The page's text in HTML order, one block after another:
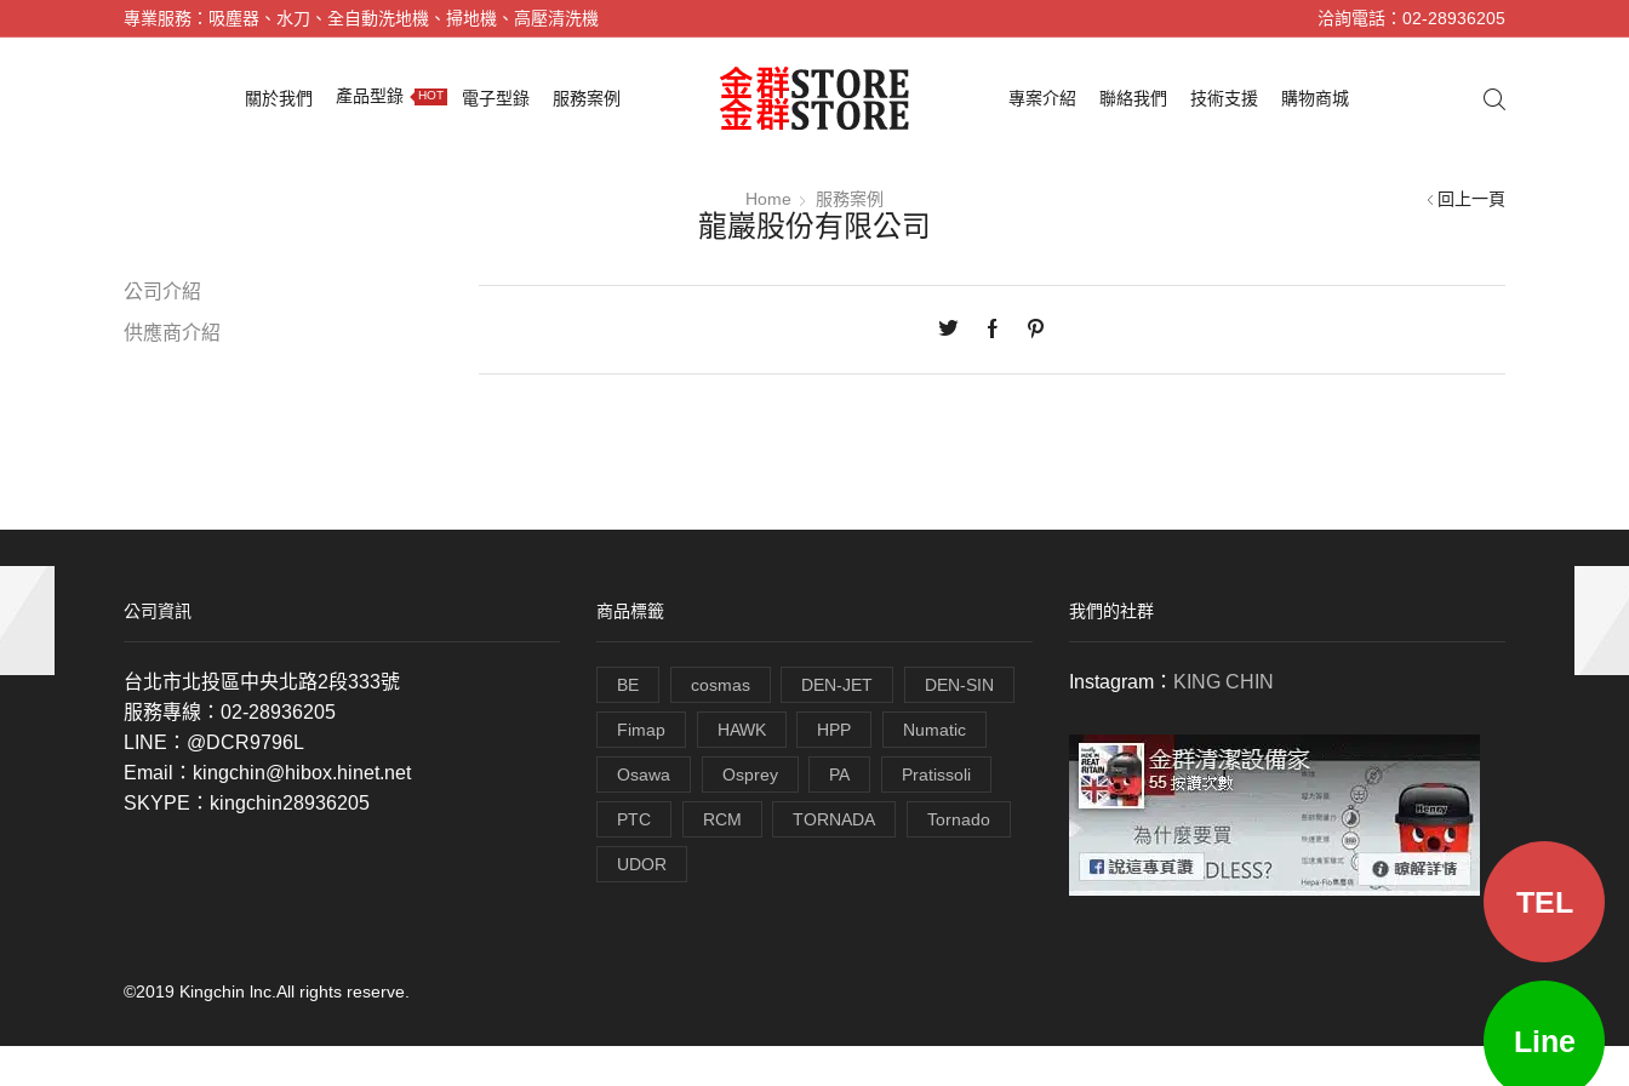
專業服務：吸塵器、水刀、全自動洗地機、掃地機、高壓清洗機 洽詢電話：02-28936205
關於我們 產品型錄 HOT 電子型錄 服務案例 專案介紹 聯絡我們 技術支援 購物商城
回上一頁
Home 服務案例
龍巖股份有限公司
公司介紹
供應商介紹
公司資訊
台北市北投區中央北路2段333號
服務專線：02-28936205
LINE：@DCR9796L
Email：kingchin@hibox.hinet.net
SKYPE：kingchin28936205
商品標籤
BE cosmas DEN-JET DEN-SIN
Fimap HAWK HPP Numatic
Osawa Osprey PA Pratissoli
PTC RCM TORNADA Tornado
UDOR
我們的社群
Instagram： KING CHIN
©2019 Kingchin lnc.All rights reserve.
TEL
Line